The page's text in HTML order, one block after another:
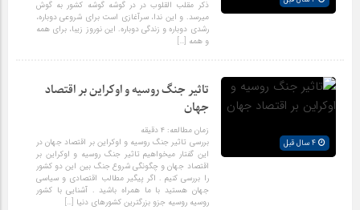
ذکر مقلب القلوب در در گوشه گوشه کشور به گوش
میرسد. و این ندا، سرآغازی است برای شروعی دوباره،
رشدی دوباره و زندگی دوباره. این نوروز زیبا، برای همه
و همه […]
تاثیر جنگ روسیه و اوکراین بر اقتصاد
جهان
زمان مطالعه:۴ دقیقه
بررسی تاثیر جنگ روسیه و اوکراین بر اقتصاد جهان در
این گفتار میخواهیم تاثیر جنگ روسیه و اوکراین بر
اقتصاد جهان و چگونگی شروع جنگ بین این دو کشور
را بررسی کنیم . اگر پیگیر مطالب اقتصادی و سیاسی
جهان هستید با ما همراه باشید . آشنایی با کشور
روسیه روسیه جزو بزرگترین کشورهای دنیا […]